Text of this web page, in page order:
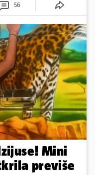
56
Mini
previše